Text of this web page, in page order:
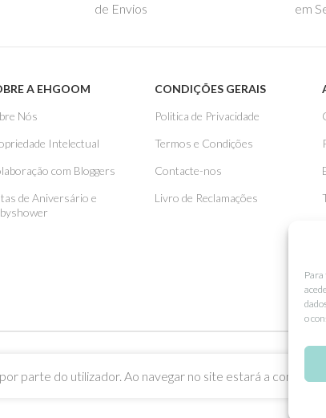
o
de Envios
em
A EHGOOM
Nós
Intelectual
com Bloggers
de Aniversário e
CONDIÇÕES GERAIS
Politica de Privacidade
Termos e Condições
Contacte-nos
Livro de Reclamações
parte do utilizador. Ao navegar no site estará a consentir